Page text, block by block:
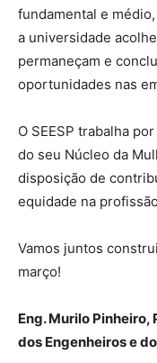
fundamental e
a universidade
permaneçam e
oportunidades nas
O SEESP trabalha
do seu Núcleo da
disposição de
equidade na
Vamos juntos
março!
Eng. Murilo
dos Engenheiros e